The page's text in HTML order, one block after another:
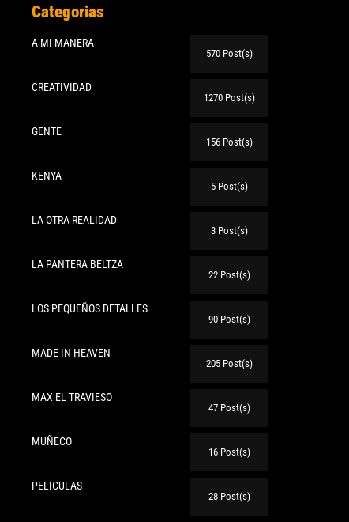
Categorias
A MI MANERA
570 Post(s)
CREATIVIDAD
1270 Post(s)
GENTE
156 Post(s)
KENYA
5 Post(s)
LA OTRA REALIDAD
3 Post(s)
LA PANTERA BELTZA
22 Post(s)
LOS PEQUEÑOS DETALLES
90 Post(s)
MADE IN HEAVEN
205 Post(s)
MAX EL TRAVIESO
47 Post(s)
MUÑECO
16 Post(s)
PELICULAS
28 Post(s)